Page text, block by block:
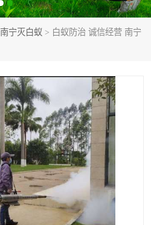
南宁灭白蚁 > 白蚁防治 诚信经营 南宁
南宁消杀